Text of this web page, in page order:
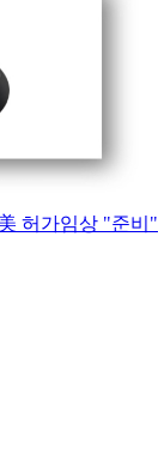
허가임상 "준비"